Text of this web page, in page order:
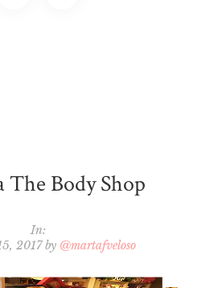
The Body Shop
In:
2017by @martafveloso